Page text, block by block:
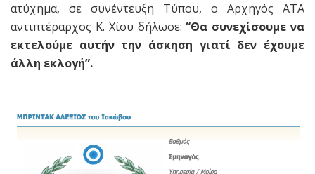
ατύχημα, σε συνέντευξη Τύπου, ο Αρχηγός ATA
αντιπτέραρχος K. Χίου δήλωσε:“Θα συνεχίσουμε να
εκτελούμε αυτήν την άσκηση γιατί δεν έχουμε
άλλη εκλογή”.